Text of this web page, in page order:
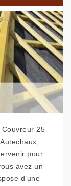
Couvreur 25
pour
avez un
d’une